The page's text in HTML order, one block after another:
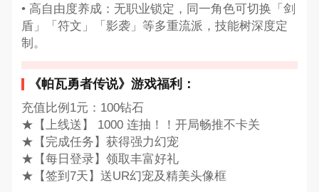
• 高自由度养成：无职业锁定，同一角色可切换「剑
盾」「符文」「影袭」等多重流派，技能树深度定
制。
《帕瓦勇者传说》游戏福利：
充值比例1元：100钻石
★【上线送】 1000 连抽！！开局畅推不卡关
★【完成任务】获得强力幻宠
★【每日登录】领取丰富好礼
★【签到7天】送UR幻宠及精美头像框